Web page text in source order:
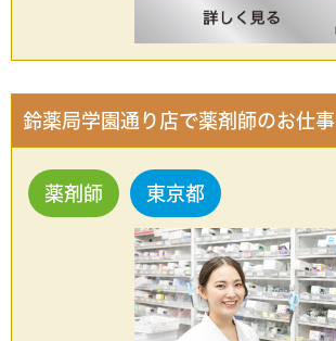
鈴薬局学園通り店で薬剤師のお仕事
薬剤師 東京都